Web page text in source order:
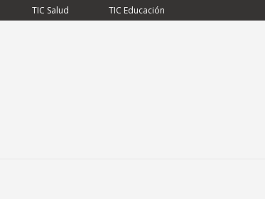
TIC Salud TIC Educación